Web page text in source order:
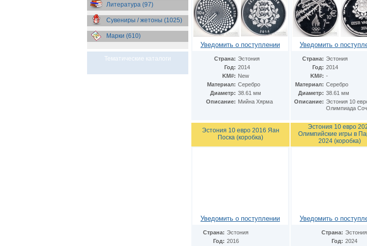
Норвегия(3)
Португалия(95)
Сан-Марино(70)
Словакия(51)
Финляндия
Хорватия(2)
Литература (97)
Сувениры / жетоны (1025)
Марки (610)
Тематические каталоги
Уведомить о поступлении
Страна: Эстония
Год: 2014
KM#: New
Материал: Серебро
Диаметр: 38.61 мм
Описание: Мийна Хярма
Уведомить о
Страна: Эстония
Год: 2014
KM#: -
Материал: Серебро
Диаметр: 38.61 мм
Описание: Эстония 10
Олимпиада
Эстония 10 евро 2016 Яан
Поска (коробка)
Уведомить о поступлении
Страна: Эстония
Год: 2016
Эстония 10 евро
Олимпийские игры в
2024 (коробка)
Уведомить о
Страна: Эстония
Год: 2024